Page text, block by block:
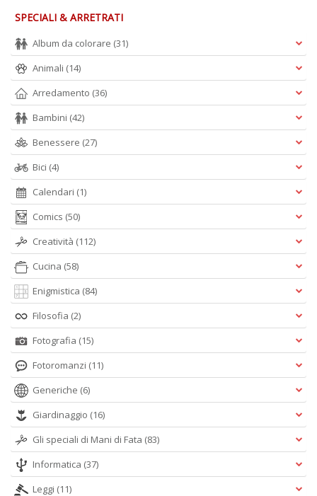
SPECIALI & ARRETRATI
Album da colorare (31)
Animali (14)
Arredamento (36)
Bambini (42)
Benessere (27)
Bici (4)
Calendari (1)
Comics (50)
Creatività (112)
Cucina (58)
Enigmistica (84)
Filosofia (2)
Fotografia (15)
Fotoromanzi (11)
Generiche (6)
Giardinaggio (16)
Gli speciali di Mani di Fata (83)
Informatica (37)
Leggi (11)